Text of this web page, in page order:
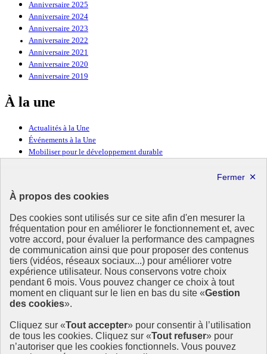
À propos des cookies
Des cookies sont utilisés sur ce site afin d'en mesurer la
fréquentation pour en améliorer le fonctionnement et, avec
votre accord, pour évaluer la performance des campagnes
de communication ainsi que pour proposer des contenus
tiers (vidéos, réseaux sociaux...) pour améliorer votre
expérience utilisateur. Nous conservons votre choix
pendant 6 mois. Vous pouvez changer ce choix à tout
moment en cliquant sur le lien en bas du site «Gestion
des cookies».
Cliquez sur «Tout accepter» pour consentir à l’utilisation
de tous les cookies. Cliquez sur «Tout refuser» pour
n’autoriser que les cookies fonctionnels. Vous pouvez
Anniversaire 2025
Anniversaire 2024
Anniversaire 2023
Anniversaire 2022
Anniversaire 2021
Anniversaire 2020
Anniversaire 2019
À la une
Actualités à la Une
Événements à la Une
Mobiliser pour le développement durable
Ressources
Ressources
La Méth’ODD
Gouvernement
Ce site propose l’information de référence concernant l’Agenda
2030 et la feuille de route de la France. Il valorise la mobilisation de
tous les acteurs.
info.gouv.fr- ouvre une nouvelle fenêtre
service-public.fr - ouvre une nouvelle fenêtre
legifrance.gouv.fr- ouvre une nouvelle fenêtre